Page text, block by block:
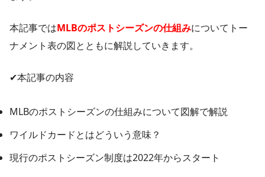
本記事ではMLBのポストシーズンの仕組みについてトー
ナメント表の図とともに解説していきます。
✔︎本記事の内容
MLBのポストシーズンの仕組みについて図解で解説
ワイルドカードとはどういう意味？
現行のポストシーズン制度は2022年からスタート